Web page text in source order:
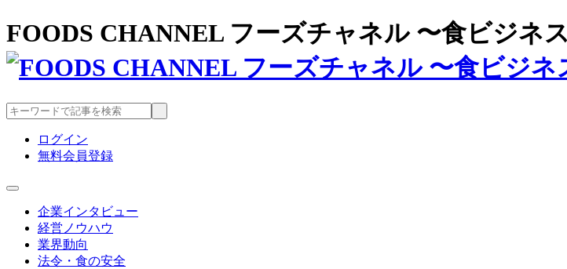
FOODS CHANNEL フーズチャネル 〜食ビジネ
ログイン
無料会員登録
企業インタビュー
経営ノウハウ
業界動向
法令・食の安全